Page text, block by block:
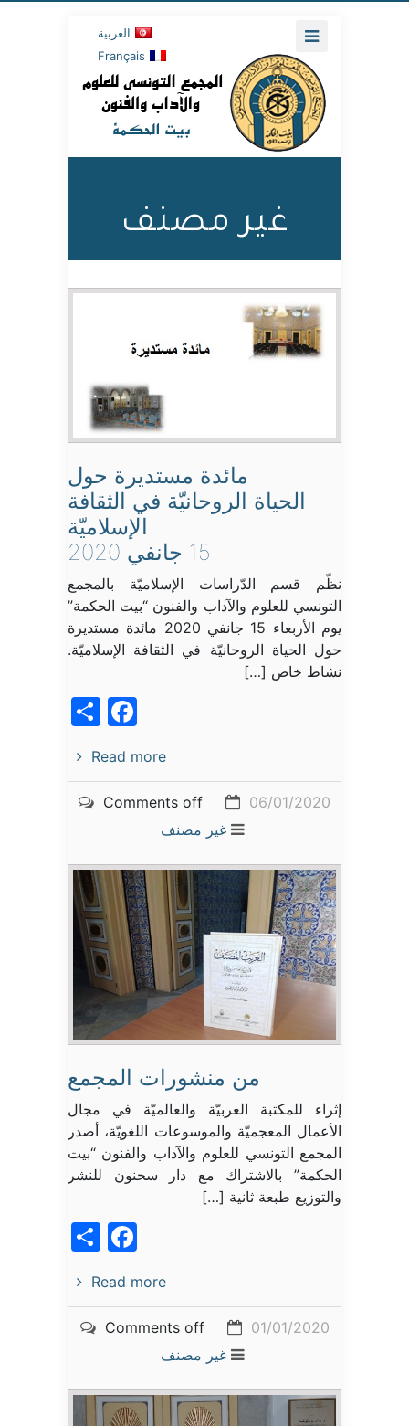
العربية
Français
غير مصنف
مائدة مستديرة حول
الحياة الروحانيّة في الثقافة
الإسلاميّة
15 جانفي 2020
نظّم قسم الدّراسات الإسلاميّة بالمجمع
التونسي للعلوم والآداب والفنون “بيت الحكمة”
يوم الأربعاء 15 جانفي 2020 مائدة مستديرة
حول الحياة الروحانيّة في الثقافة الإسلاميّة.
نشاط خاص […]
Read more
06/01/2020
Comments off
غير مصنف
من منشورات المجمع
إثراء للمكتبة العربيّة والعالميّة في مجال
الأعمال المعجميّة والموسوعات اللغويّة، أصدر
المجمع التونسي للعلوم والآداب والفنون “بيت
الحكمة” بالاشتراك مع دار سحنون للنشر
والتوزيع طبعة ثانية […]
Read more
01/01/2020
Comments off
غير مصنف